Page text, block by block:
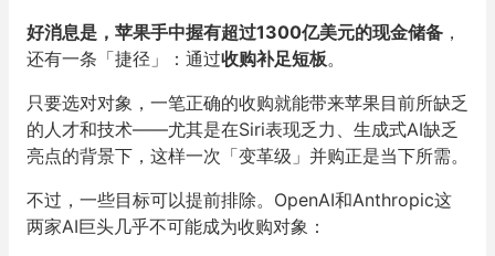
好消息是，苹果手中握有超过1300亿美元的现金储备 ，
还有一条「捷径」：通过收购补足短板。
只要选对对象，一笔正确的收购就能带来苹果目前所缺乏
的人才和技术——尤其是在Siri表现乏力、生成式AI缺乏
亮点的背景下，这样一次「变革级」并购正是当下所需。
不过，一些目标可以提前排除。OpenAI和Anthropic这
两家AI巨头几乎不可能成为收购对象：